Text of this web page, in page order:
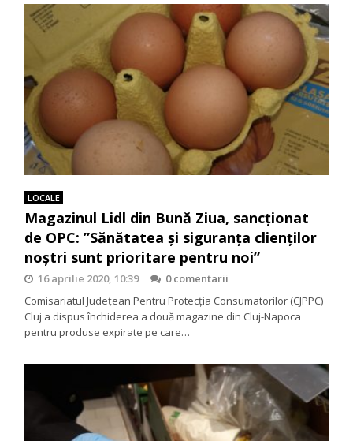
LOCALE
Magazinul Lidl din Bună Ziua, sancționat
de OPC: ”Sănătatea și siguranța clienților
noștri sunt prioritare pentru noi”
16 aprilie 2020, 10:39
0 comentarii
Comisariatul Județean Pentru Protecția Consumatorilor (CJPPC)
Cluj a dispus închiderea a două magazine din Cluj-Napoca
pentru produse expirate pe care…